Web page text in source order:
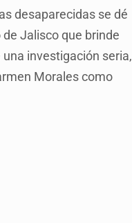
desaparecidas se dé
Jalisco que brinde
investigación seria,
Morales como